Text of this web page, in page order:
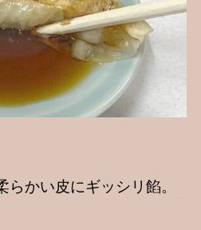
かい皮にギッシリ餡。